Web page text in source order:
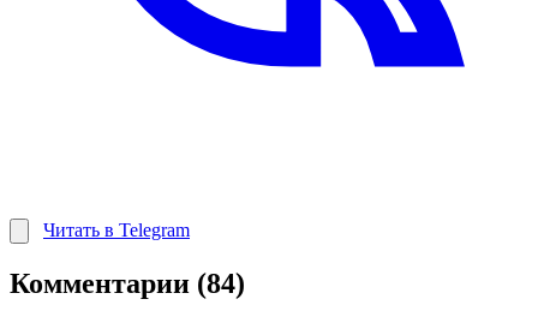
Читать в Telegram
Комментарии (84)